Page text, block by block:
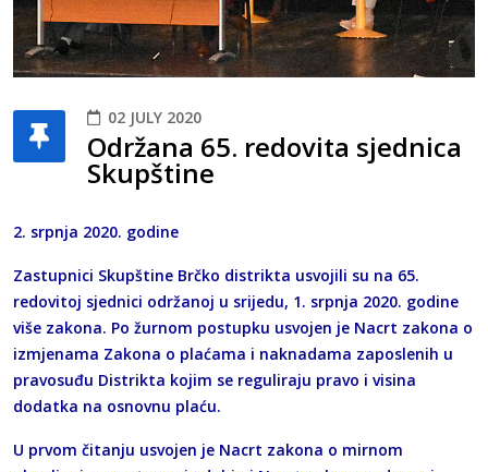
02 JULY 2020
Održana 65. redovita sjednica
Skupštine
2. srpnja 2020. godine
Zastupnici Skupštine Brčko distrikta usvojili su na 65.
redovitoj sjednici održanoj u srijedu, 1. srpnja 2020. godine
više zakona. Po žurnom postupku usvojen je Nacrt zakona o
izmjenama Zakona o plaćama i naknadama zaposlenih u
pravosuđu Distrikta kojim se reguliraju pravo i visina
dodatka na osnovnu plaću.
U prvom čitanju usvojen je Nacrt zakona o mirnom